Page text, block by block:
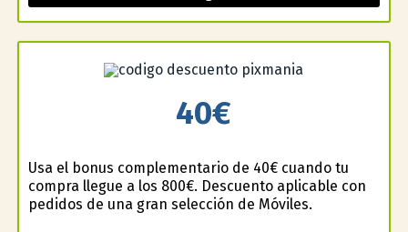
40€
Usa el bonus complementario de 40€ cuando tu
compra llegue a los 800€. Descuento aplicable con
pedidos de una gran selección de Móviles.